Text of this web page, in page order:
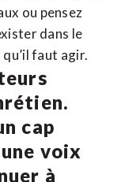
ou pensez
dans le
faut agir.
cap
voix
à